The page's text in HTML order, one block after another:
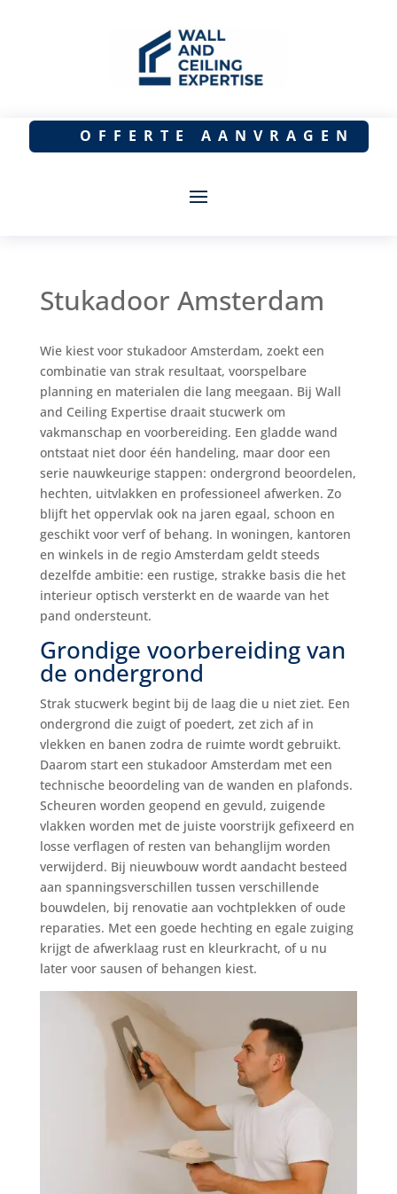
OFFERTE AANVRAGEN
Stukadoor Amsterdam
Wie kiest voor stukadoor Amsterdam, zoekt een
combinatie van strak resultaat, voorspelbare
planning en materialen die lang meegaan. Bij Wall
and Ceiling Expertise draait stucwerk om
vakmanschap en voorbereiding. Een gladde wand
ontstaat niet door één handeling, maar door een
serie nauwkeurige stappen: ondergrond beoordelen,
hechten, uitvlakken en professioneel afwerken. Zo
blijft het oppervlak ook na jaren egaal, schoon en
geschikt voor verf of behang. In woningen, kantoren
en winkels in de regio Amsterdam geldt steeds
dezelfde ambitie: een rustige, strakke basis die het
interieur optisch versterkt en de waarde van het
pand ondersteunt.
Grondige voorbereiding van
de ondergrond
Strak stucwerk begint bij de laag die u niet ziet. Een
ondergrond die zuigt of poedert, zet zich af in
vlekken en banen zodra de ruimte wordt gebruikt.
Daarom start een stukadoor Amsterdam met een
technische beoordeling van de wanden en plafonds.
Scheuren worden geopend en gevuld, zuigende
vlakken worden met de juiste voorstrijk gefixeerd en
losse verflagen of resten van behanglijm worden
verwijderd. Bij nieuwbouw wordt aandacht besteed
aan spanningsverschillen tussen verschillende
bouwdelen, bij renovatie aan vochtplekken of oude
reparaties. Met een goede hechting en egale zuiging
krijgt de afwerklaag rust en kleurkracht, of u nu
later voor sausen of behangen kiest.